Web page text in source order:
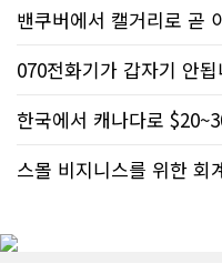
밴쿠버에서 캘거리로 곧
070전화기가 갑자기 안
한국에서 캐나다로